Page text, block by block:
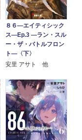
８６―エイティシック
ス―Ep.3 ―ラン・スル
ー・ザ・バトルフロン
ト―〈下〉
安里 アサト 他